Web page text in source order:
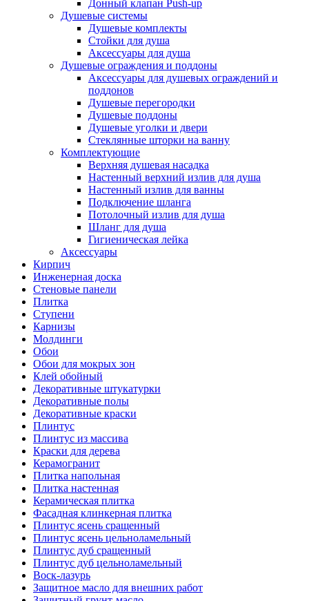
Донный клапан Push-up
Душевые системы
Душевые комплекты
Стойки для душа
Аксессуары для душа
Душевые ограждения и поддоны
Аксессуары для душевых ограждений и
поддонов
Душевые перегородки
Душевые поддоны
Душевые уголки и двери
Стеклянные шторки на ванну
Комплектующие
Верхняя душевая насадка
Настенный верхний излив для душа
Настенный излив для ванны
Подключение шланга
Потолочный излив для душа
Шланг для душа
Гигиеническая лейка
Аксессуары
Кирпич
Инженерная доска
Стеновые панели
Плитка
Ступени
Карнизы
Молдинги
Обои
Обои для мокрых зон
Клей обойный
Декоративные штукатурки
Декоративные полы
Декоративные краски
Плинтус
Плинтус из массива
Краски для дерева
Керамогранит
Плитка напольная
Плитка настенная
Керамическая плитка
Фасадная клинкерная плитка
Плинтус ясень сращенный
Плинтус ясень цельноламельный
Плинтус дуб сращенный
Плинтус дуб цельноламельный
Воск-лазурь
Защитное масло для внешних работ